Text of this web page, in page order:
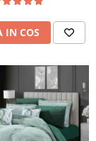
IN COS